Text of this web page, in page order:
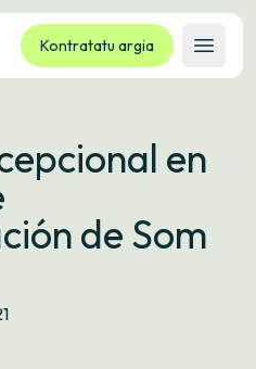
Kontratatu argia
Ireki
en
de Som